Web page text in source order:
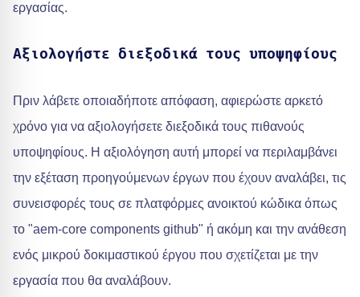
εργασίας.
Αξιολογήστε διεξοδικά τους υποψηφίους
Πριν λάβετε οποιαδήποτε απόφαση, αφιερώστε αρκετό
χρόνο για να αξιολογήσετε διεξοδικά τους πιθανούς
υποψηφίους. Η αξιολόγηση αυτή μπορεί να περιλαμβάνει
την εξέταση προηγούμενων έργων που έχουν αναλάβει, τις
συνεισφορές τους σε πλατφόρμες ανοικτού κώδικα όπως
το "aem-core components github" ή ακόμη και την ανάθεση
ενός μικρού δοκιμαστικού έργου που σχετίζεται με την
εργασία που θα αναλάβουν.